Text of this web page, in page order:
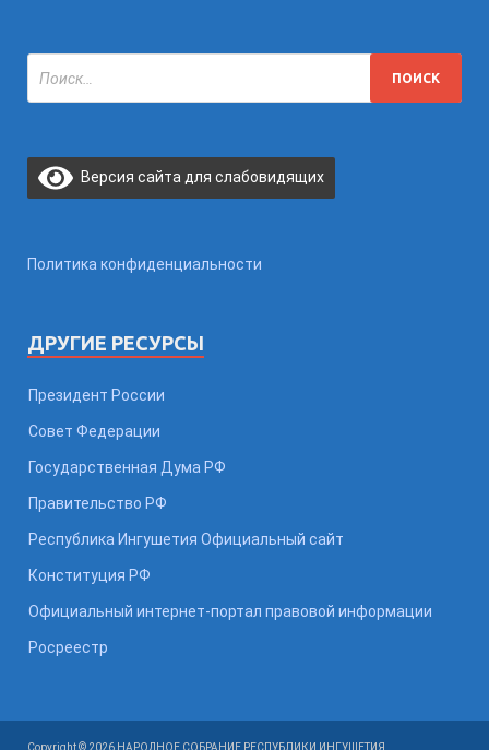
Версия сайта для слабовидящих
Политика конфиденциальности
ДРУГИЕ РЕСУРСЫ
Президент России
Совет Федерации
Государственная Дума РФ
Правительство РФ
Республика Ингушетия Официальный сайт
Конституция РФ
Официальный интернет-портал правовой информации
Росреестр
Copyright © 2026 НАРОДНОЕ СОБРАНИЕ РЕСПУБЛИКИ ИНГУШЕТИЯ